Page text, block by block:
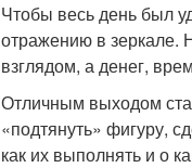
Чтобы весь день был
отражению в зеркале.
взглядом, а денег,
Отличным выходом
«подтянуть» фигуру,
как их выполнять и о